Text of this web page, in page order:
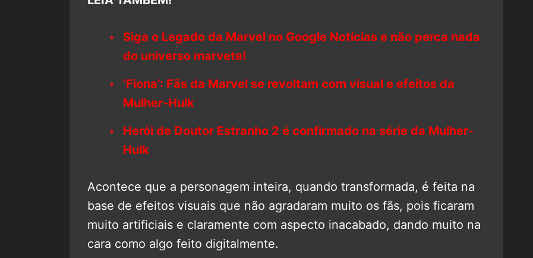
Siga o Legado da Marvel no Google Notícias e não perca nada
do universo marvete!
‘Fiona’: Fãs da Marvel se revoltam com visual e efeitos da
Mulher-Hulk
Herói de Doutor Estranho 2 é confirmado na série da Mulher-
Hulk
Acontece que a personagem inteira, quando transformada, é feita na
base de efeitos visuais que não agradaram muito os fãs, pois ficaram
muito artificiais e claramente com aspecto inacabado, dando muito na
cara como algo feito digitalmente.